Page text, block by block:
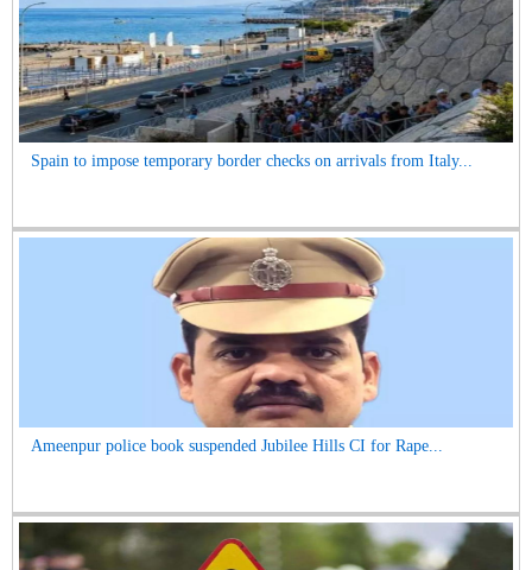
Spain to impose temporary border checks on arrivals from Italy...
Ameenpur police book suspended Jubilee Hills CI for Rape...